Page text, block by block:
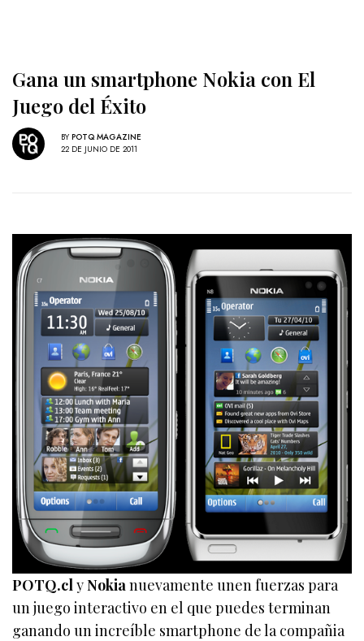
Gana un smartphone Nokia con El
Juego del Éxito
BY POTQ MAGAZINE
22 DE JUNIO DE 2011
POTQ.clyNokianuevamente unen fuerzas para
un juego interactivo en el que puedes terminan
ganando un increíble smartphone de la compañia